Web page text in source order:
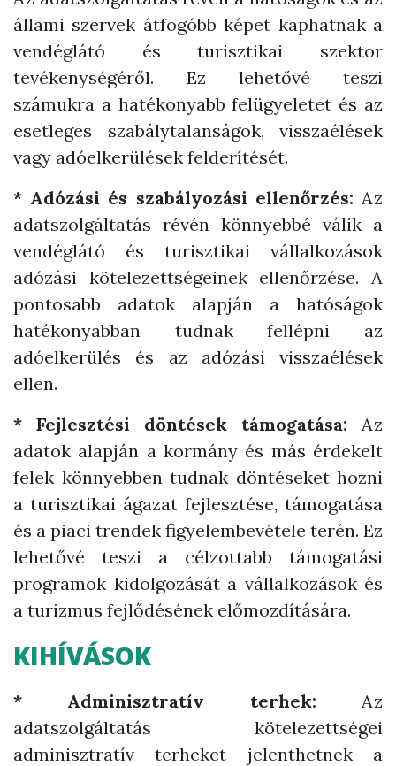
állami szervek átfogóbb képet kaphatnak a
vendéglátó és turisztikai szektor
tevékenységéről. Ez lehetővé teszi
számukra a hatékonyabb felügyeletet és az
esetleges szabálytalanságok, visszaélések
vagy adóelkerülések felderítését.
* Adózási és szabályozási ellenőrzés: Az
adatszolgáltatás révén könnyebbé válik a
vendéglátó és turisztikai vállalkozások
adózási kötelezettségeinek ellenőrzése. A
pontosabb adatok alapján a hatóságok
hatékonyabban tudnak fellépni az
adóelkerülés és az adózási visszaélések
ellen.
* Fejlesztési döntések támogatása: Az
adatok alapján a kormány és más érdekelt
felek könnyebben tudnak döntéseket hozni
a turisztikai ágazat fejlesztése, támogatása
és a piaci trendek figyelembevétele terén. Ez
lehetővé teszi a célzottabb támogatási
programok kidolgozását a vállalkozások és
a turizmus fejlődésének előmozdítására.
KIHÍVÁSOK
* Adminisztratív terhek: Az
adatszolgáltatás kötelezettségei
adminisztratív terheket jelenthetnek a